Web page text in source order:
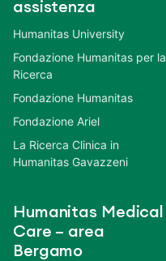
assistenza
Humanitas University
Fondazione Humanitas per la
Ricerca
Fondazione Humanitas
Fondazione Ariel
La Ricerca Clinica in
Humanitas Gavazzeni
Humanitas Medical
Care – area
Bergamo